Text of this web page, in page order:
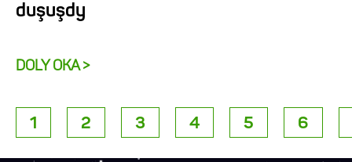
duşuşdy
DOLY OKA >
1 2 3 4 5 6